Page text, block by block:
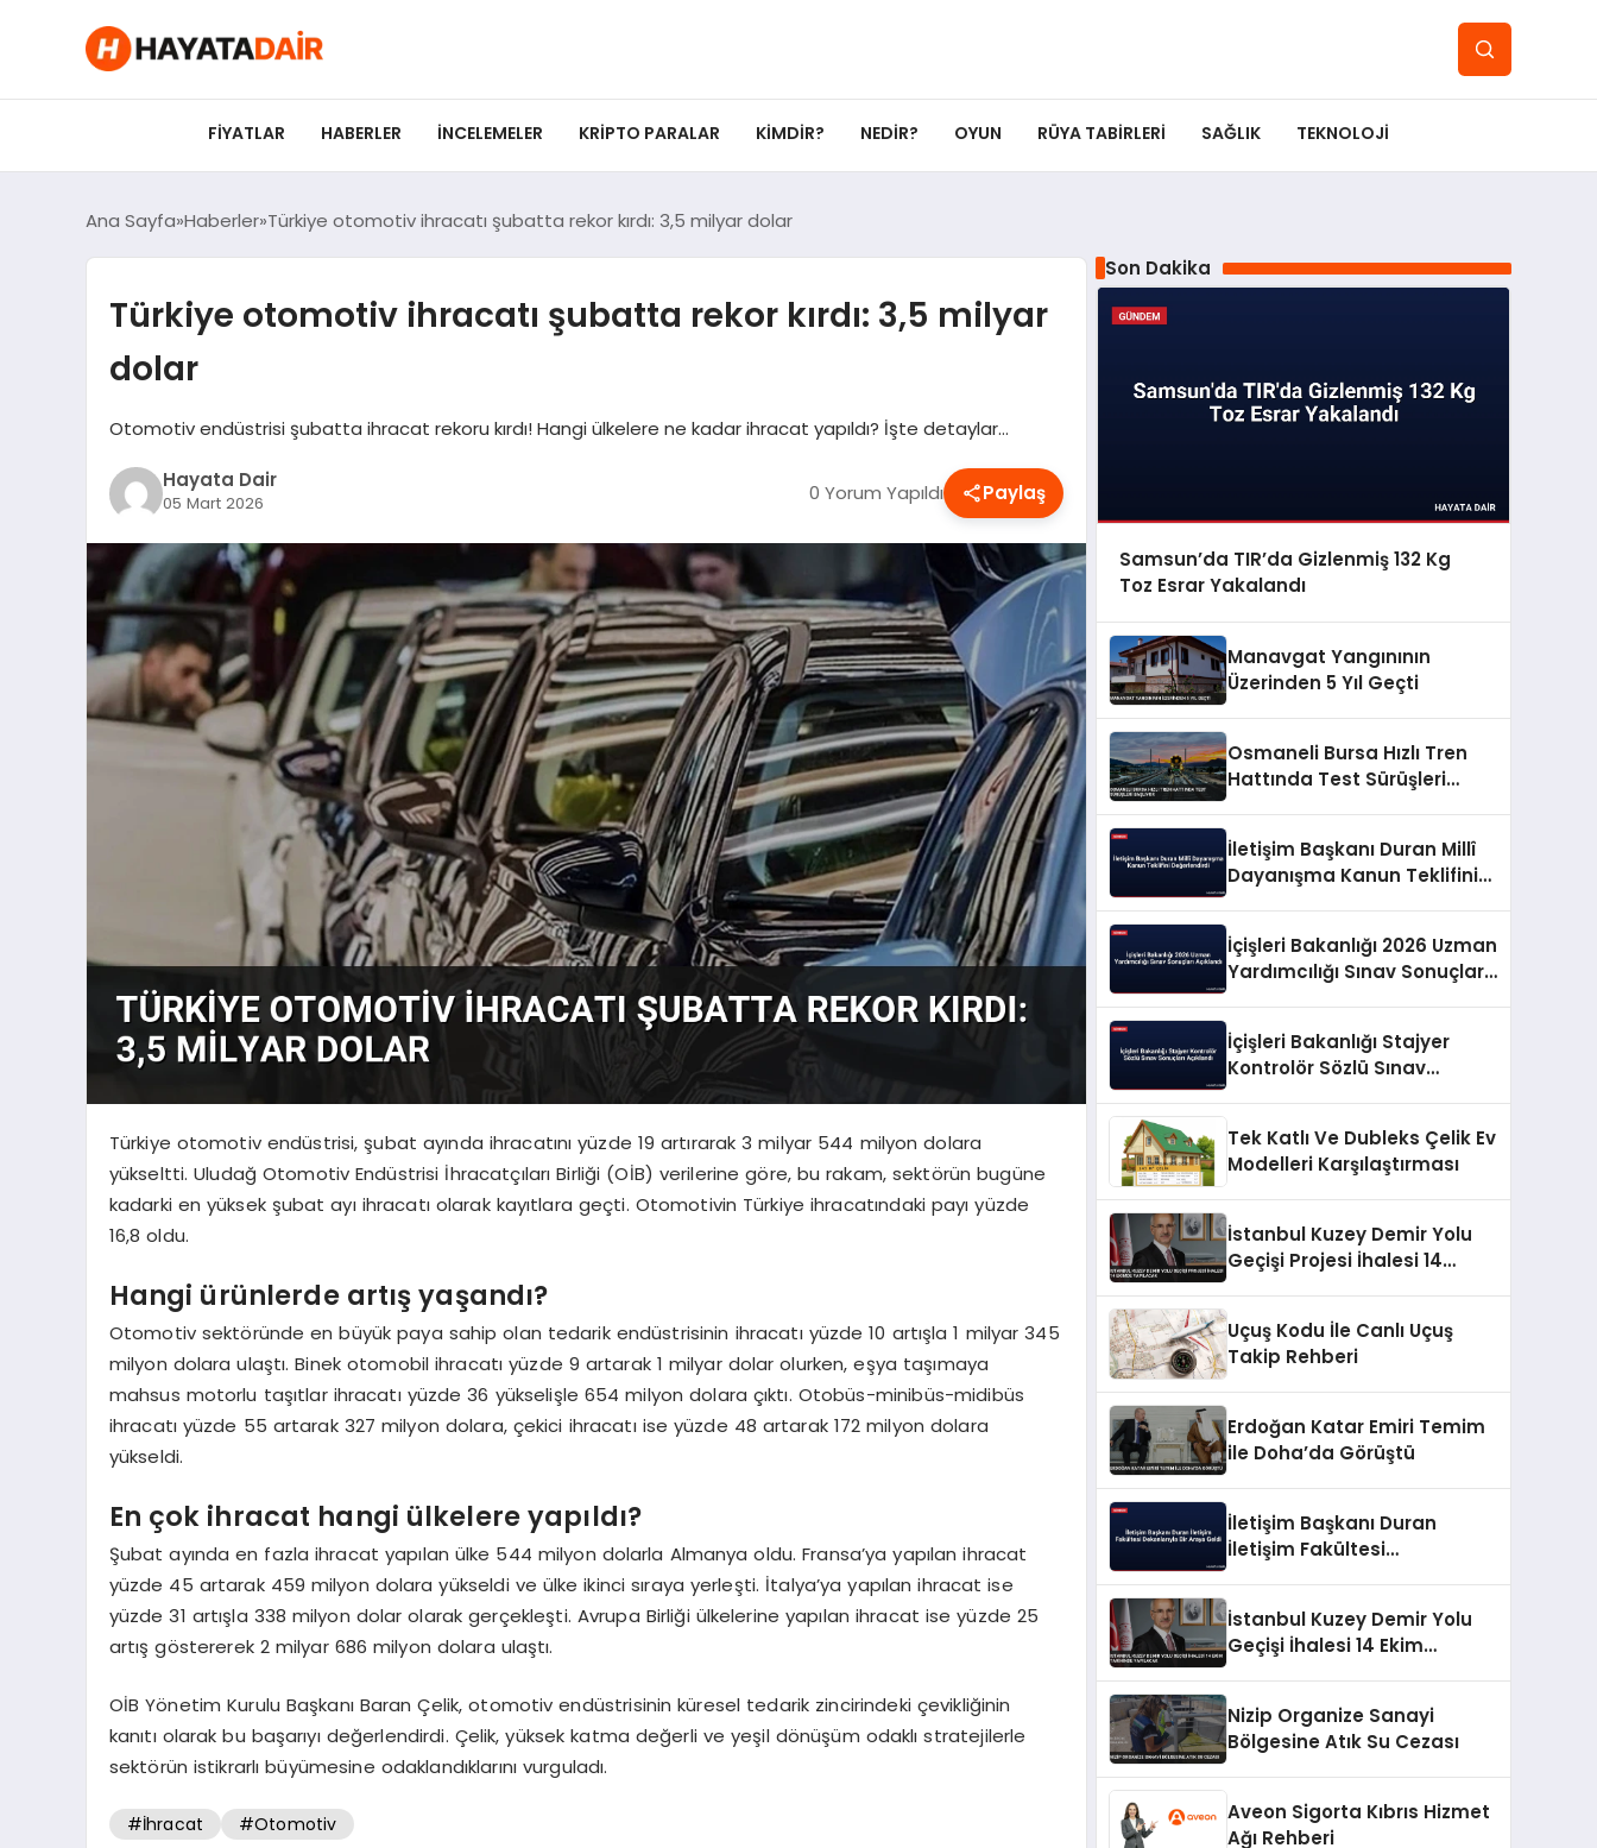
FIYATLAR HABERLER İNCELEMELER KRIPTO PARALAR KIMDIR? NEDIR? OYUN RÜYA TABIRLERI SAĞLIK TEKNOLOJI
Ana Sayfa Haberler Türkiye otomotiv ihracatı şubatta rekor kırdı: 3,5 milyar dolar
Türkiye otomotiv ihracatı şubatta rekor kırdı: 3,5 milyar
dolar
Otomotiv endüstrisi şubatta ihracat rekoru kırdı! Hangi ülkelere ne kadar ihracat yapıldı? İşte detaylar…
Hayata Dair
05 Mart 2026 0 Yorum Yapıldı Paylaş
Türkiye otomotiv endüstrisi, şubat ayında ihracatını yüzde 19 artırarak 3 milyar 544 milyon dolara
yükseltti. Uludağ Otomotiv Endüstrisi İhracatçıları Birliği (OİB) verilerine göre, bu rakam, sektörün bugüne
kadarki en yüksek şubat ayı ihracatı olarak kayıtlara geçti. Otomotivin Türkiye ihracatındaki payı yüzde
16,8 oldu.
Hangi ürünlerde artış yaşandı?
Otomotiv sektöründe en büyük paya sahip olan tedarik endüstrisinin ihracatı yüzde 10 artışla 1 milyar 345
milyon dolara ulaştı. Binek otomobil ihracatı yüzde 9 artarak 1 milyar dolar olurken, eşya taşımaya
mahsus motorlu taşıtlar ihracatı yüzde 36 yükselişle 654 milyon dolara çıktı. Otobüs-minibüs-midibüs
ihracatı yüzde 55 artarak 327 milyon dolara, çekici ihracatı ise yüzde 48 artarak 172 milyon dolara
yükseldi.
En çok ihracat hangi ülkelere yapıldı?
Şubat ayında en fazla ihracat yapılan ülke 544 milyon dolarla Almanya oldu. Fransa’ya yapılan ihracat
yüzde 45 artarak 459 milyon dolara yükseldi ve ülke ikinci sıraya yerleşti. İtalya’ya yapılan ihracat ise
yüzde 31 artışla 338 milyon dolar olarak gerçekleşti. Avrupa Birliği ülkelerine yapılan ihracat ise yüzde 25
artış göstererek 2 milyar 686 milyon dolara ulaştı.
OİB Yönetim Kurulu Başkanı Baran Çelik, otomotiv endüstrisinin küresel tedarik zincirindeki çevikliğinin
kanıtı olarak bu başarıyı değerlendirdi. Çelik, yüksek katma değerli ve yeşil dönüşüm odaklı stratejilerle
sektörün istikrarlı büyümesine odaklandıklarını vurguladı.
#İhracat #Otomotiv
Son Dakika
Samsun’da TIR’da Gizlenmiş 132 Kg
Toz Esrar Yakalandı
Manavgat Yangınının
Üzerinden 5 Yıl Geçti
Osmaneli Bursa Hızlı Tren
Hattında Test Sürüşleri
İletişim Başkanı Duran Millî
Dayanışma Kanun Teklifini
İçişleri Bakanlığı 2026 Uzman
Yardımcılığı Sınav Sonuçları
İçişleri Bakanlığı Stajyer
Kontrolör Sözlü Sınav
Tek Katlı Ve Dubleks Çelik Ev
Modelleri Karşılaştırması
İstanbul Kuzey Demir Yolu
Geçişi Projesi İhalesi 14
Uçuş Kodu İle Canlı Uçuş
Takip Rehberi
Erdoğan Katar Emiri Temim
ile Doha’da Görüştü
İletişim Başkanı Duran
İletişim Fakültesi
İstanbul Kuzey Demir Yolu
Geçişi İhalesi 14 Ekim
Nizip Organize Sanayi
Bölgesine Atık Su Cezası
Aveon Sigorta Kıbrıs Hizmet
Ağı Rehberi